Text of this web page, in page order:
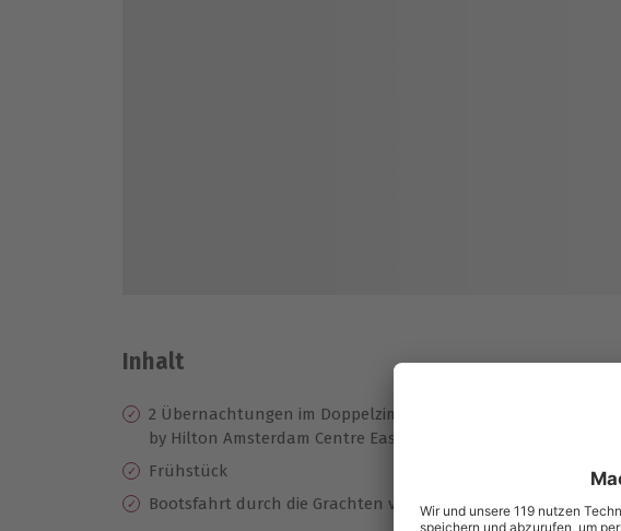
Inhalt
2 Übernachtungen im Doppelzimmer im 3* Hotel in
by Hilton Amsterdam Centre East oder vergleichbar)
Frühstück
Bootsfahrt durch die Grachten von Amsterdam inkl. Live-